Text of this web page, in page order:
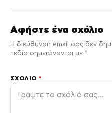
Αφήστε ένα σχόλιο
Η διεύθυνση email σας δεν
πεδία σημειώνονται με *.
ΣΧΌΛΙΟ*